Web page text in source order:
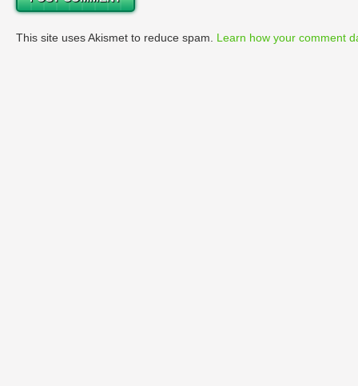
This site uses Akismet to reduce spam. Learn how your comment